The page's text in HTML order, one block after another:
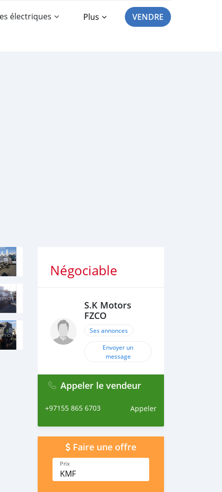
électriques Plus VENDRE
Négociable
S.K Motors
FZCO
Ses annonces
Envoyer un
message
Appeler le vendeur
+97155 865 6703 Appeler
Faire une offre
Prix
KMF